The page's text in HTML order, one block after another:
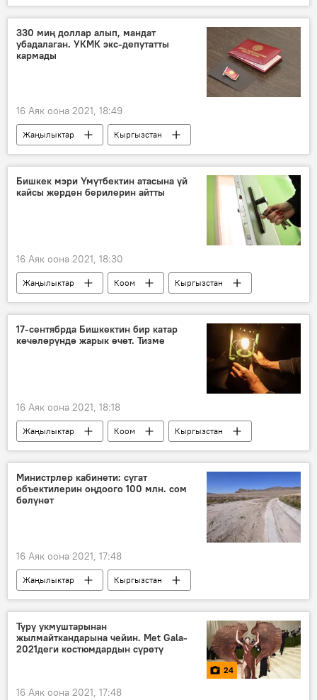
Мамбет Мамакеев
хирург
коронавирус
вакцина
330 миң доллар алып, мандат
убадалаган. УКМК экс-депутатты
кармады
16 Аяк оона 2021, 18:49
Жаңылыктар
Кыргызстан
Окуялар
Руслан Чойбеков
парламенттик шайлоо
депутат
кармоо
УКМК
Бишкек мэри Үмүтбектин атасына үй
кайсы жерден берилерин айтты
16 Аяк оона 2021, 18:30
Жаңылыктар Коом
Кыргызстан
Бишкек
мэр
Айбек Жунушалиев
Үмүтбек Алтынбек улуу
батир
17-сентябрда Бишкектин бир катар
көчөлөрүндө жарык өчөт. Тизме
16 Аяк оона 2021, 18:18
Жаңылыктар Коом
Кыргызстан
Бишкек
электр жарыгы
өчүрүү
"Түндүк Электр" ишканасы
Министрлер кабинети: сугат
объектилерин оңдоого 100 млн. сом
бөлүнөт
16 Аяк оона 2021, 17:48
Жаңылыктар
Кыргызстан
Экономика
Улукбек Марипов
Түрү укмуштарынан
жылмайткандарына чейин. Met Gala-
2021деги костюмдардын сүрөтү
24
16 Аяк оона 2021, 17:48